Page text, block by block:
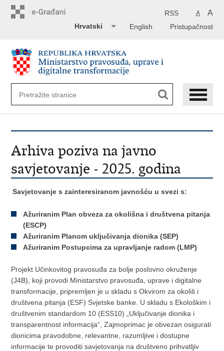
A A
RSS
Pristupačnost
English
Hrvatski
Arhiva poziva na javno
savjetovanje - 2025. godina
Savjetovanje s zainteresiranom javnošću u svezi s:
Ažuriranim Plan obveza za okolišna i društvena pitanja
(ESCP)
Ažuriranim Planom uključivanja dionika (SEP)
Ažuriranim Postupcima za upravljanje radom (LMP)
Projekt Učinkovitog pravosuđa za bolje poslovno okruženje
(J4B), koji provodi Ministarstvo pravosuđa, uprave i digitalne
transformacije, pripremljen je u skladu s Okvirom za okoliš i
društvena pitanja (ESF) Svjetske banke. U skladu s Ekološkim i
društvenim standardom 10 (ESS10) „Uključivanje dionika i
transparentnost informacija“, Zajmoprimac je obvezan osigurati
dionicima pravodobne, relevantne, razumljive i dostupne
informacije te provoditi savjetovanja na društveno prihvatljiv